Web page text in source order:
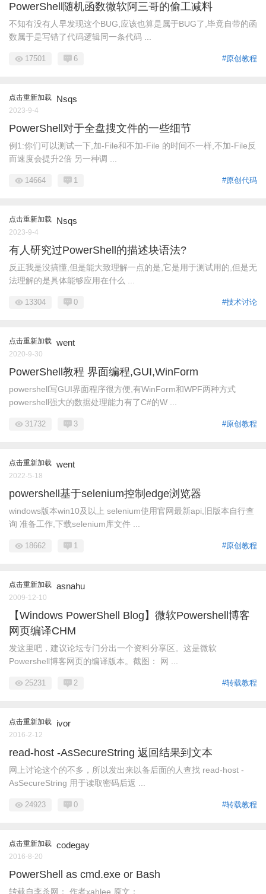
PowerShell随机函数微软阿三哥的偷工减料
不知有没有人早发现这个BUG,应该也算是属于BUG了,毕竟自带的函
数属于是写错了代码逻辑同一条代码 ...
#原创教程
17501 6
点击重新加载 Nsqs
2023-9-4
PowerShell对于全盘搜文件的一些细节
例1:你们可以测试一下,加-File和不加-File 的时间不一样,不加-File反
而速度会提升2倍 另一种调 ...
#原创代码
14664 1
点击重新加载 Nsqs
2023-9-4
有人研究过PowerShell的描述块语法?
反正我是没搞懂,但是能大致理解一点的是,它是用于测试用的,但是无
法理解的是具体能够应用在什么 ...
#技术讨论
13304 0
点击重新加载 went
2020-9-30
PowerShell教程 界面编程,GUI,WinForm
powershell写GUI界面程序很方便,有WinForm和WPF两种方式
powershell强大的数据处理能力有了C#的W ...
#原创教程
31732 3
点击重新加载 went
2022-5-18
powershell基于selenium控制edge浏览器
windows版本win10及以上 selenium使用官网最新api,旧版本自行查
询 准备工作,下载selenium库文件 ...
#原创教程
18662 1
点击重新加载 asnahu
2009-12-10
【Windows PowerShell Blog】微软Powershell博客
网页编译CHM
发这里吧，建议论坛专门分出一个资料分享区。这是微软
Powershell博客网页的编译版本。截图： 网 ...
#转载教程
25231 2
点击重新加载 ivor
2016-2-12
read-host -AsSecureString 返回结果到文本
网上讨论这个的不多，所以发出来以备后面的人查找 read-host -
AsSecureString 用于读取密码后返 ...
#转载教程
24923 0
点击重新加载 codegay
2016-8-20
PowerShell as cmd.exe or Bash
转载自李杀网： 作者xahlee 原文：